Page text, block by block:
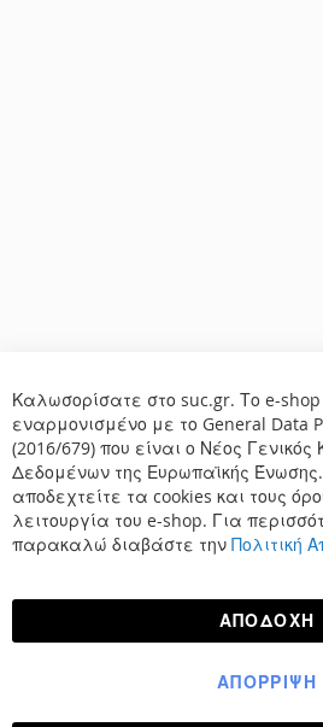
Καλωσορίσατε στο suc.gr. Το e-
εναρμονισμένο με το General Data
(2016/679) που είναι ο Νέος
Δεδομένων της Ευρωπαϊκής
αποδεχτείτε τα cookies και τους
λειτουργία του e-shop. Για
παρακαλώ διαβάστε την Πολιτική
ΑΠΟΔΟΧΉ
ΑΠΌΡΡΙΨΗ